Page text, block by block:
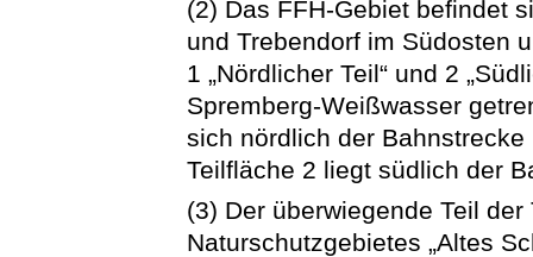
(2) Das FFH-Gebiet befindet
und Trebendorf im Südosten
1 „Nördlicher Teil“ und 2
Spremberg-Weißwasser
sich nördlich der
Teilfläche 2 liegt südlich der
(3) Der überwiegende Teil
Naturschutzgebietes „Altes